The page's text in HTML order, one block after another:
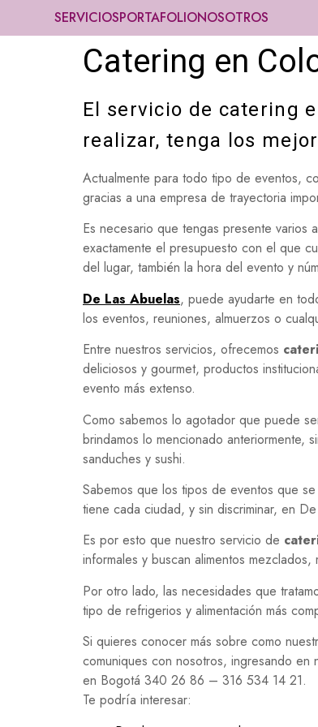
SERVICIOSPORTAFOLIONOSOTROS
Catering en
El servicio de catering
realizar, tenga los
Actualmente para todo tipo de eventos,
gracias a una empresa de trayectoria
Es necesario que tengas presente varios
exactamente el presupuesto con el que
del lugar, también la hora del evento y
De Las Abuelas, puede ayudarte en
los eventos, reuniones, almuerzos o
Entre nuestros servicios, ofrecemos
deliciosos y gourmet, productos
evento más extenso.
Como sabemos lo agotador que puede
brindamos lo mencionado anteriormente,
sanduches y sushi.
Sabemos que los tipos de eventos que
tiene cada ciudad, y sin discriminar, en
Es por esto que nuestro servicio de
informales y buscan alimentos
Por otro lado, las necesidades que
tipo de refrigerios y alimentación más
Si quieres conocer más sobre como
comuniques con nosotros, ingresando en
en Bogotá 340 26 86 – 316 534 14 21.
Te podría interesar: